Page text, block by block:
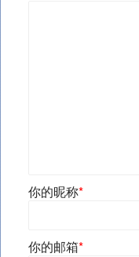
你的昵称*
你的邮箱*